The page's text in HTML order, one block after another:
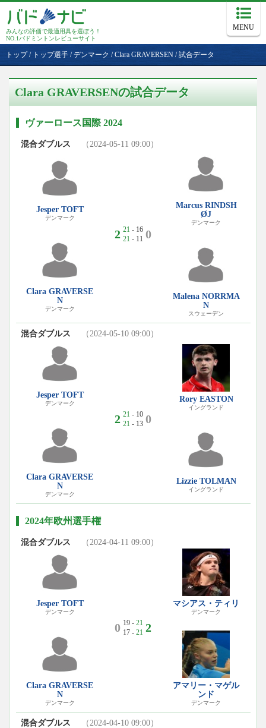
みんなの評価で最適用具を選ぼう！
NO.1バドミントンレビューサイト
MENU
トップ/ トップ選手 /デンマーク /Clara GRAVERSEN /試合データ
Clara GRAVERSENの試合データ
ヴァーロース国際 2024
混合ダブルス （2024-05-11 09:00）
Jesper TOFT
デンマーク
Clara GRAVERSE
N
デンマーク
2 21 - 16
21 - 11 0
Marcus RINDSH
ØJ
デンマーク
Malena NORRMA
N
スウェーデン
混合ダブルス （2024-05-10 09:00）
Jesper TOFT
デンマーク
Clara GRAVERSE
N
デンマーク
2 21 - 10
21 - 13 0
Rory EASTON
イングランド
Lizzie TOLMAN
イングランド
2024年欧州選手権
混合ダブルス （2024-04-11 09:00）
Jesper TOFT
デンマーク
Clara GRAVERSE
N
デンマーク
0 19 - 21
17 - 21 2
マシアス・ティリ
デンマーク
アマリー・マゲル
ンド
デンマーク
混合ダブルス （2024-04-10 09:00）